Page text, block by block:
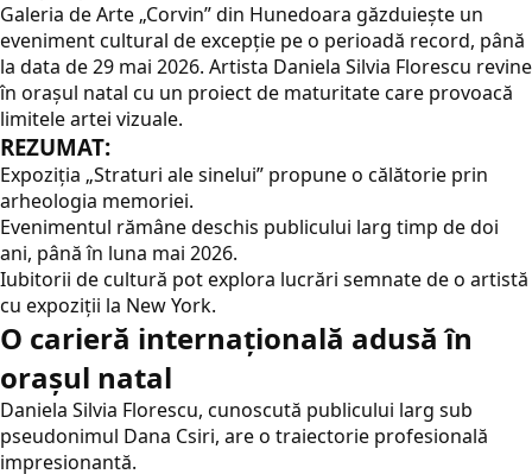
Galeria de Arte „Corvin” din Hunedoara găzduiește un
eveniment cultural de excepție pe o perioadă record, până
la data de 29 mai 2026. Artista Daniela Silvia Florescu revine
în orașul natal cu un proiect de maturitate care provoacă
limitele artei vizuale.
REZUMAT:
Expoziția „Straturi ale sinelui” propune o călătorie prin
arheologia memoriei.
Evenimentul rămâne deschis publicului larg timp de doi
ani, până în luna mai 2026.
Iubitorii de cultură pot explora lucrări semnate de o artistă
cu expoziții la New York.
O carieră internațională adusă în
orașul natal
Daniela Silvia Florescu, cunoscută publicului larg sub
pseudonimul Dana Csiri, are o traiectorie profesională
impresionantă.